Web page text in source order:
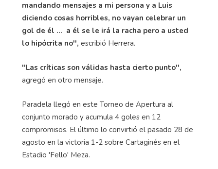
mandando mensajes a mi persona y a Luis
diciendo cosas horribles, no vayan celebrar un
gol de él … a él se le irá la racha pero a usted
lo hipócrita no'', escribió Herrera.
''Las críticas son válidas hasta cierto punto'',
agregó en otro mensaje.
Paradela llegó en este Torneo de Apertura al
conjunto morado y acumula 4 goles en 12
compromisos. El último lo convirtió el pasado 28 de
agosto en la victoria 1-2 sobre Cartaginés en el
Estadio 'Fello' Meza.